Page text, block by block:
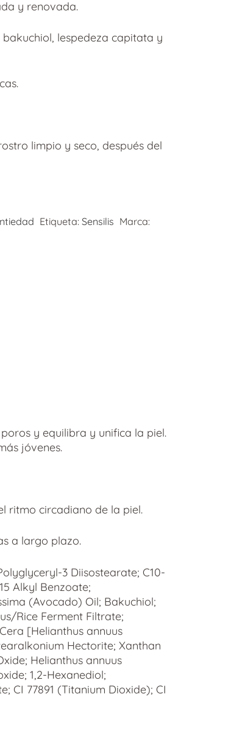
y renovada.
lespedeza capitata y
limpio y seco, después del
Etiqueta:Sensilis Marca:
y equilibra y unifica la piel.
jóvenes.
ritmo circadiano de la piel.
a largo plazo.
3 Diisostearate; C10-
Alkyl Benzoate;
(Avocado) Oil; Bakuchiol;
Rice Ferment Filtrate;
[Helianthus annuus
Hectorite; Xanthan
Helianthus annuus
1,2-Hexanediol;
CI 77891 (Titanium Dioxide); CI